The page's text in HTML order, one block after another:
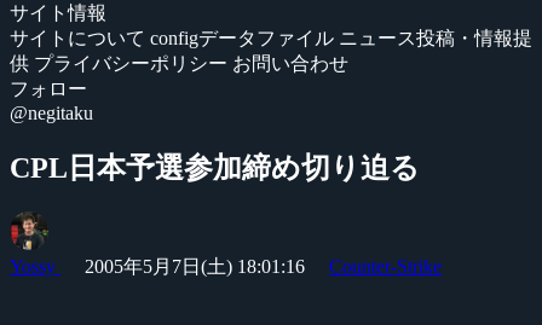
サイト情報
サイトについて configデータファイル ニュース投稿・情報提
供 プライバシーポリシー お問い合わせ
フォロー
@negitaku
CPL日本予選参加締め切り迫る
Yossy 2005年5月7日(土) 18:01:16 Counter-Strike